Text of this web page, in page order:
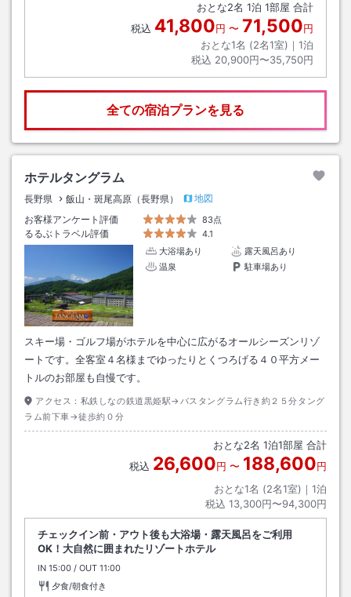
おとな2名 1泊 1部屋 合計
税込 41,800円 〜 71,500円
おとな1名 (2名1室)｜ 1泊
税込 20,900円〜35,750円
全ての宿泊プランを見る
ホテルタングラム
長野県 飯山・斑尾高原（長野県）
地図
お客様アンケート評価
83点
るるぶトラベル評価
4.1
大浴場あり
露天風呂あり
温泉
駐車場あり
スキー場・ゴルフ場がホテルを中心に広がるオールシーズンリゾ
ートです。全客室４名様までゆったりとくつろげる４０平方メー
トルのお部屋も自慢です。
アクセス： 私鉄しなの鉄道黒姫駅→バスタングラム行き約２５分タング
ラム前下車→徒歩約０分
おとな2名 1泊1部屋 合計
税込 26,600円 〜 188,600円
おとな1名 (2名1室)｜ 1泊
税込 13,300円〜94,300円
チェックイン前・アウト後も大浴場・露天風呂をご利用
OK！大自然に囲まれたリゾートホテル
IN チェックイン
15:00 / OUT チェックアウト
11:00
夕食/朝食付き